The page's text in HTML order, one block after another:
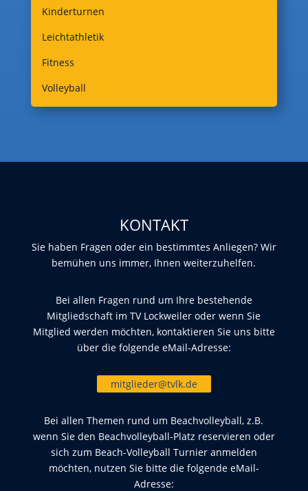
Kinderturnen
Leichtathletik
Fitness
Volleyball
KONTAKT
Sie haben Fragen oder ein bestimmtes Anliegen? Wir
bemühen uns immer, Ihnen weiterzuhelfen.
Bei allen Fragen rund um Ihre bestehende
Mitgliedschaft im TV Lockweiler oder wenn Sie
Mitglied werden möchten, kontaktieren Sie uns bitte
über die folgende eMail-Adresse:
mitglieder@tvlk.de
Bei allen Themen rund um Beachvolleyball, z.B.
wenn Sie den Beachvolleyball-Platz reservieren oder
sich zum Beach-Volleyball Turnier anmelden
möchten, nutzen Sie bitte die folgende eMail-
Adresse: